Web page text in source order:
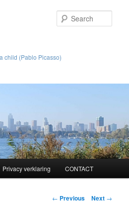
child (Pablo Picasso)
Privacy verklaring CONTACT
Post
← Previous Next →